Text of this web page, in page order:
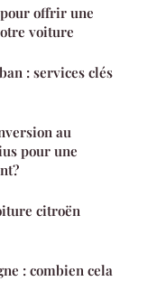
pour offrir une
voiture
: services clés
au
pour une
citroën
: combien cela